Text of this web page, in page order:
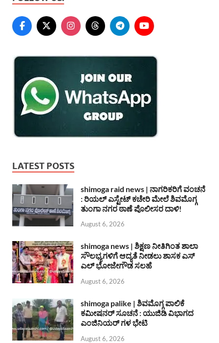
LATEST POSTS
shimoga raid news | ನಾಗರಿಕರಿಗೆ ವಂಚನೆ
: ರಿಯಲ್ ಎಸ್ಟೇಟ್ ಕಚೇರಿ ಮೇಲೆ ಶಿವಮೊಗ್ಗ
ತುಂಗಾ ನಗರ ಠಾಣೆ ಪೊಲೀಸರ ದಾಳಿ!
August 6, 2026
shimoga news | ಶಿಕ್ಷಣ ನೀತಿಗಿಂತ ಶಾಲಾ
ಸೌಲಭ್ಯಗಳಿಗೆ ಆದ್ಯತೆ ನೀಡಲು ಶಾಸಕ ಎಸ್
ಎಲ್ ಭೋಜೇಗೌಡ ಸಲಹೆ
August 6, 2026
shimoga palike | ಶಿವಮೊಗ್ಗ ಪಾಲಿಕೆ
ಕಮೀಷನರ್ ಸೂಚನೆ : ಯುಜಿಡಿ ವಿಭಾಗದ
ಎಂಜಿನಿಯರ್ ಗಳ ಭೇಟಿ
August 6, 2026